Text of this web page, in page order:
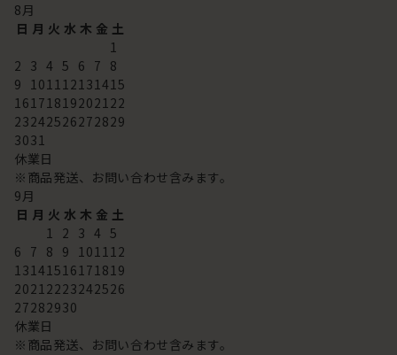
8月
日 月 火 水 木 金 土
1
2 3 4 5 6 7 8
9 101112131415
16171819202122
23242526272829
3031
休業日
※商品発送、お問い合わせ含みます。
9月
日 月 火 水 木 金 土
1 2 3 4 5
6 7 8 9 101112
13141516171819
20212223242526
27282930
休業日
※商品発送、お問い合わせ含みます。